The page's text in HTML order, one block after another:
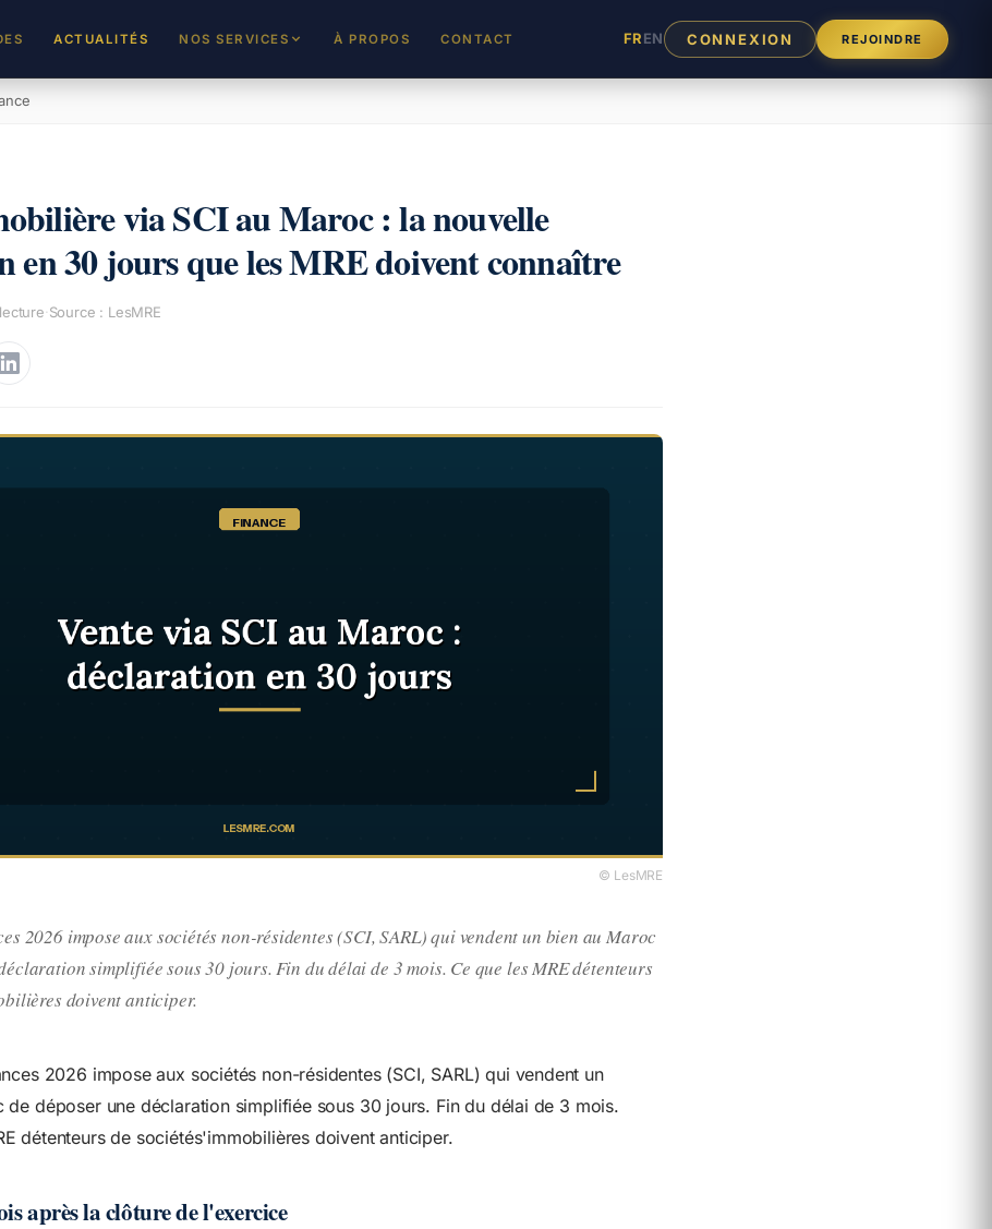
ACTUALITÉS NOS SERVICES
Cabinets, institutions et associations
TALENTS & STARTUPS
À PROPOS CONTACT FREN CONNEXION REJOINDRE
via SCI au Maroc : la nouvelle
en 30 jours que les MRE doivent connaître
·Source : LesMRE
© LesMRE
2026 impose aux sociétés non-résidentes (SCI, SARL) qui vendent un bien au Maroc
simplifiée sous 30 jours. Fin du délai de 3 mois. Ce que les MRE détenteurs
doivent anticiper.
2026 impose aux sociétés non-résidentes (SCI, SARL) qui vendent un
de déposer une déclaration simplifiée sous 30 jours. Fin du délai de 3 mois.
détenteurs de sociétés'immobilières doivent anticiper.
après la clôture de l'exercice